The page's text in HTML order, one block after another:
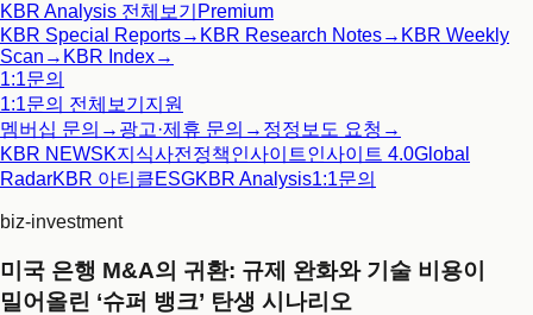
KBR Analysis 전체보기 Premium
KBR Special Reports→ KBR Research Notes→ KBR Weekly
Scan → KBR Index→
1:1문의
1:1문의 전체보기 지원
멤버십 문의 → 광고·제휴 문의 → 정정보도 요청 →
KBR NEWSK지식사전 정책인사이트인사이트 4.0Global
RadarKBR 아티클ESGKBR Analysis1:1문의
biz-investment
미국 은행 M&A의 귀환: 규제 완화와 기술 비용이
밀어올린 ‘슈퍼 뱅크’ 탄생 시나리오